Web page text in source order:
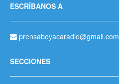
ESCRÍBANOS A
prensaboyacaradio@gmail.com
SECCIONES